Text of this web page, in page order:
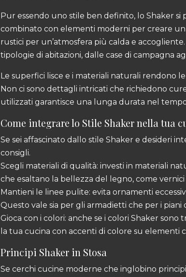
Pur essendo uno stile ben definito, lo Shaker si
combinato con elementi moderni per creare
rustici per un’atmosfera più calda e
tipologie di abitazioni, dalle case di campagna
Le superfici lisce e i materiali naturali rendono
Non ci sono dettagli intricati che richiedono
utilizzati garantisce una lunga durata nel
Come integrare lo Stile Shaker nella tua
Se sei affascinato dallo stile Shaker e desideri
consigli.
Scegli materiali di qualità: investi in materiali
che esaltano la bellezza del legno, come
Mantieni le linee pulite: evita ornamenti
Questo vale sia per gli armadietti che per i
Gioca con i colori: anche se i colori Shaker
la tua cucina con accenti di colore su elementi
Principi Shaker in Stosa
Se cerchi cucine moderne che inglobino